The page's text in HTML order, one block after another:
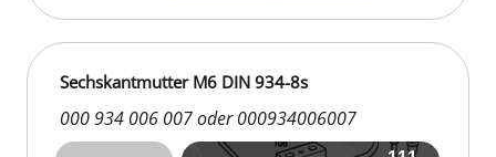
Sechskantmutter M6 DIN 934-8s
000 934 006 007 oder 000934006007